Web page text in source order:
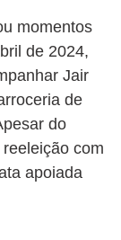
momentos
de 2024,
Jair
de
do
com
apoiada